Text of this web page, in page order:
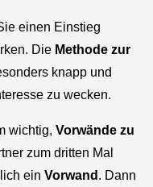
einen Einstieg
Die Methode zur
knapp und
zu wecken.
wichtig, Vorwände zu
zum dritten Mal
ein Vorwand . Dann